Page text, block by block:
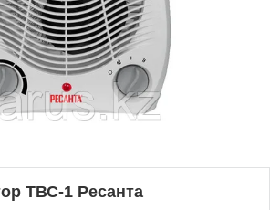
ТВС-1 Ресанта